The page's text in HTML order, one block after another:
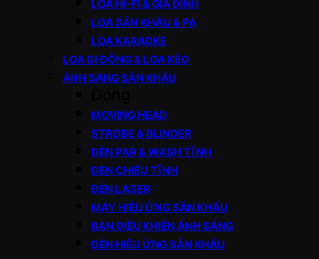
LOA HI-FI & GIA ĐÌNH
LOA SÂN KHẤU & PA
LOA KARAOKE
LOA DI ĐỘNG & LOA KÉO
ÁNH SÁNG SÂN KHẤU
MOVING HEAD
STROBE & BLINDER
ĐÈN PAR & WASH TĨNH
ĐÈN CHIẾU TĨNH
ĐÈN LASER
MÁY HIỆU ỨNG SÂN KHẤU
BÀN ĐIỀU KHIỂN ÁNH SÁNG
ĐÈN HIỆU ỨNG SÂN KHẤU